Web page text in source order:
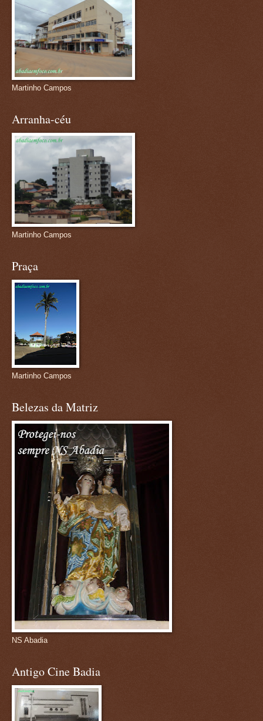
Martinho Campos
Arranha-céu
Martinho Campos
Praça
Martinho Campos
Belezas da Matriz
NS Abadia
Antigo Cine Badia